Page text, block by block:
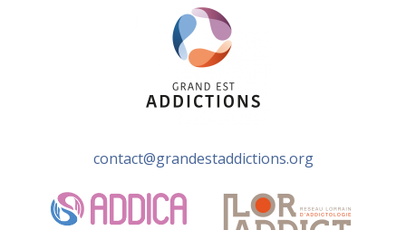
contact@grandestaddictions.org